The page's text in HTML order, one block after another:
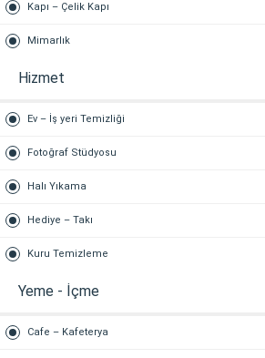
Kapı – Çelik Kapı
Mimarlık
Hizmet
Ev – İş yeri Temizliği
Fotoğraf Stüdyosu
Halı Yıkama
Hediye – Takı
Kuru Temizleme
Yeme - İçme
Cafe – Kafeterya